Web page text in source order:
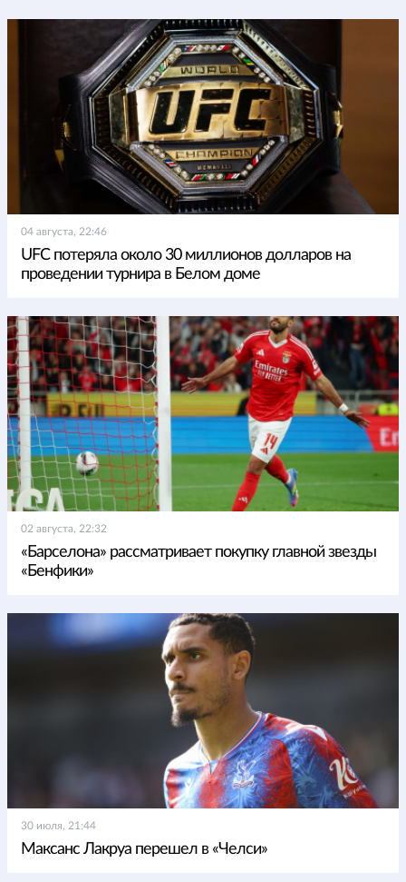
04 августа, 22:46
UFC потеряла около 30 миллионов долларов на
проведении турнира в Белом доме
02 августа, 22:32
«Барселона» рассматривает покупку главной звезды
«Бенфики»
30 июля, 21:44
Максанс Лакруа перешел в «Челси»